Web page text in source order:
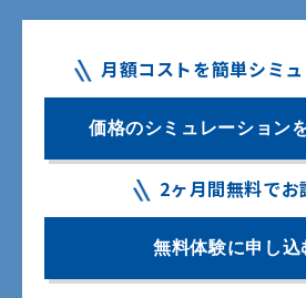
月額コストを簡単シミ
価格のシミュレーション
2ヶ月間無料でお
無料体験に申し込